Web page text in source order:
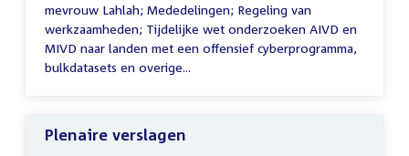
mevrouw Lahlah; Mededelingen; Regeling van
werkzaamheden; Tijdelijke wet onderzoeken AIVD en
MIVD naar landen met een offensief cyberprogramma,
bulkdatasets en overige...
Plenaire verslagen